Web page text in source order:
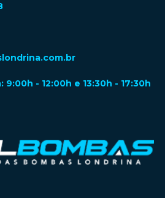
9:00h - 12:00h e 13:30h - 17:30h